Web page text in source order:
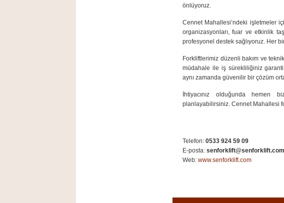
önlüyoruz.
Cennet Mahallesi’ndeki işletmeler
organizasyonları, fuar ve etkinlik
profesyonel destek sağlıyoruz. Her
Forkliftlerimiz düzenli bakım ve
müdahale ile iş sürekliliğiniz garanti
aynı zamanda güvenilir bir çözüm
İhtiyacınız olduğunda hemen
planlayabilirsiniz. Cennet Mahallesi
Telefon: 0533 924 59 09
E-posta: senforklift@senforklift.com
Web: www.senforklift.com